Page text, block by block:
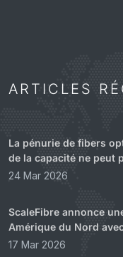
ARTICLES
La pénurie de fibers
de la capacité ne peut
24 Mar 2026
ScaleFibre annonce
Amérique du Nord
17 Mar 2026